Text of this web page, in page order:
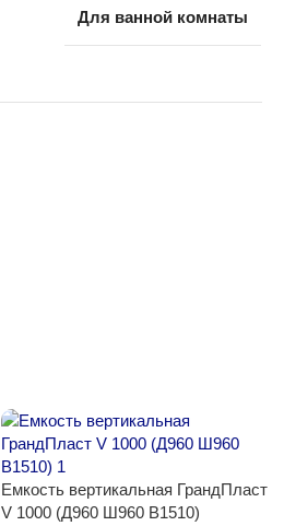
Для ванной комнаты
Емкость вертикальная ГрандПласт
V 1000 (Д960 Ш960 В1510)